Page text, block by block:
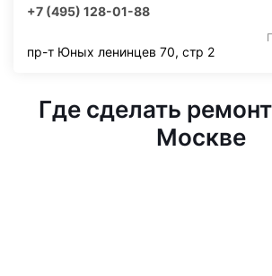
+7 (495) 128-01-88
пр-т Юных ленинцев 70, стр 2
Где сделать
Москве